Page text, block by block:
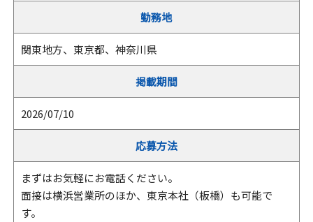
勤務地
関東地方、東京都、神奈川県
掲載期間
2026/07/10
応募方法
まずはお気軽にお電話ください。
面接は横浜営業所のほか、東京本社（板橋）も可能で
す。